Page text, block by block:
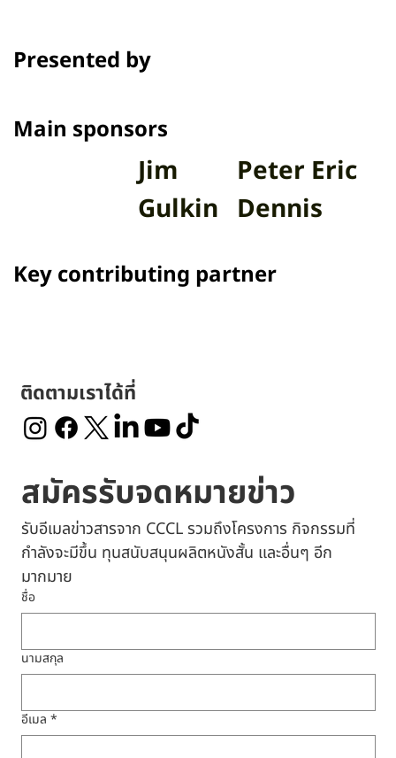
Presented by
Main sponsors
Peter Eric
Dennis
Jim
Gulkin
Key contributing partner
ติดตามเราได้ที่
สมัครรับจดหมายข่าว
รับอีเมลข่าวสารจาก CCCL รวมถึงโครงการ กิจกรรมที่
กำลังจะมีขึ้น ทุนสนับสนุนผลิตหนังสั้น และอื่นๆ อีก
มากมาย
ชื่อ
นามสกุล
อีเมล *